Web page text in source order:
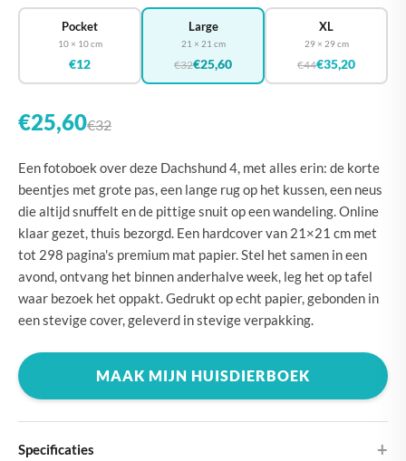
Pocket
10 × 10 cm
€12
Large
21 × 21 cm
€32€25,60
XL
29 × 29 cm
€44€35,20
€25,60€32
Een fotoboek over deze Dachshund 4, met alles erin: de korte
beentjes met grote pas, een lange rug op het kussen, een neus
die altijd snuffelt en de pittige snuit op een wandeling. Online
klaar gezet, thuis bezorgd. Een hardcover van 21×21 cm met
tot 298 pagina's premium mat papier. Stel het samen in een
avond, ontvang het binnen anderhalve week, leg het op tafel
waar bezoek het oppakt. Gedrukt op echt papier, gebonden in
een stevige cover, geleverd in stevige verpakking.
MAAK MIJN HUISDIERBOEK
Specificaties